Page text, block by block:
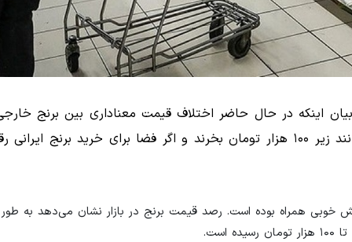
بیان اینکه در حال حاضر اختلاف قیمت معناداری بین برنج
نیست، گفت: الان مردم بهترین نوع برنج ایرانی را می‌توانند زیر ۱۰۰ هزار تومان بخرند و اگر فضا برای خرید
خوبی همراه بوده است. رصد قیمت‌ برنج در بازار نشان می‌دهد به